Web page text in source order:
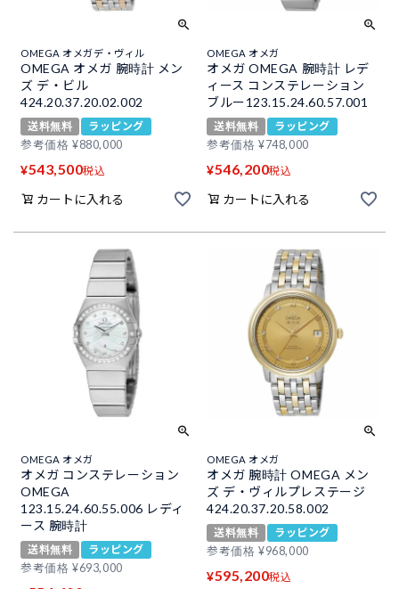
OMEGA オメガデ・ヴィル
OMEGA オメガ 腕時計 メン
ズ デ・ビル
424.20.37.20.02.002
送料無料
ラッピング
参考価格 ¥880,000
¥543,500税込
カートに入れる
OMEGA オメガ
オメガ OMEGA 腕時計 レデ
ィース コンステレーション
ブルー123.15.24.60.57.001
送料無料
ラッピング
参考価格 ¥748,000
¥546,200税込
カートに入れる
OMEGA オメガ
オメガ コンステレーション
OMEGA
123.15.24.60.55.006 レディ
ース 腕時計
送料無料
ラッピング
参考価格 ¥693,000
OMEGA オメガ
オメガ 腕時計 OMEGA メン
ズ デ・ヴィルプレステージ
424.20.37.20.58.002
送料無料
ラッピング
参考価格 ¥968,000
¥595,200税込